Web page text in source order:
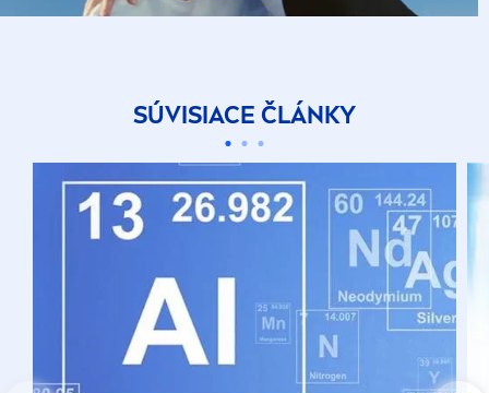
SÚVISIACE ČLÁNKY